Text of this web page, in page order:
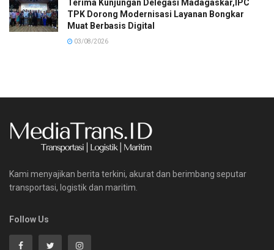
Terima Kunjungan Delegasi Madagaskar,IPC
TPK Dorong Modernisasi Layanan Bongkar
Muat Berbasis Digital
03/08/2026
Kami menyajikan berita terkini, akurat dan berimbang seputar
transportasi, logistik dan maritim.
Follow Us